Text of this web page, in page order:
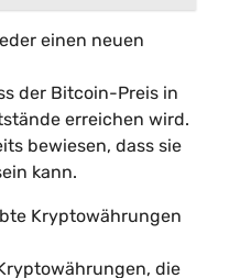
einen neuen
der Bitcoin-Preis in
erreichen wird.
bewiesen, dass sie
kann.
Kryptowährungen
die